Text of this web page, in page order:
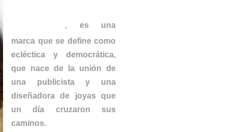
, es una
marca que se define como
ecléctica y democrática,
que nace de la unión de
una publicista y una
diseñadora de joyas que
un día cruzaron sus
caminos.